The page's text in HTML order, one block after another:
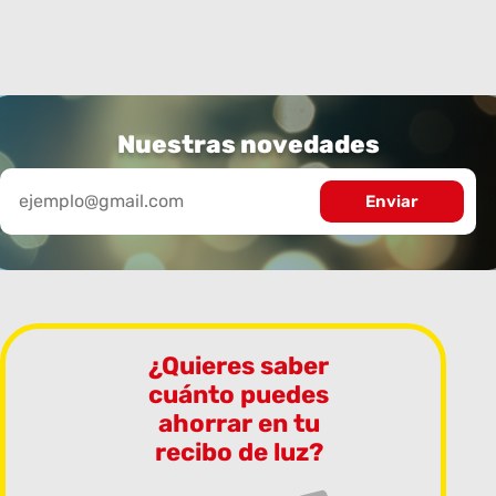
Nuestras novedades
¿Quieres saber
cuánto puedes
ahorrar en tu
recibo de luz?